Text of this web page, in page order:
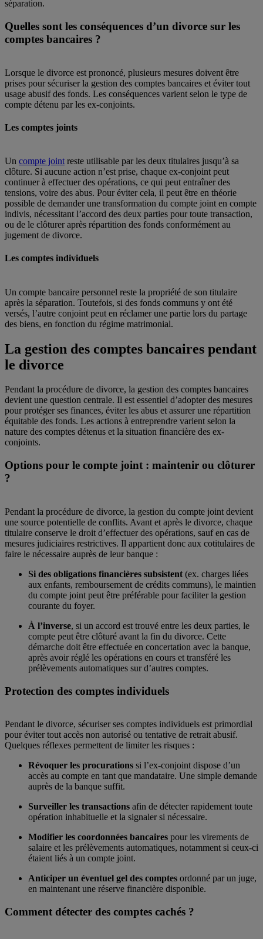
séparation.
Quelles sont les conséquences d’un divorce sur les
comptes bancaires ?
Lorsque le divorce est prononcé, plusieurs mesures doivent être
prises pour sécuriser la gestion des comptes bancaires et éviter tout
usage abusif des fonds. Les conséquences varient selon le type de
compte détenu par les ex-conjoints.
Les comptes joints
Un compte joint reste utilisable par les deux titulaires jusqu’à sa
clôture. Si aucune action n’est prise, chaque ex-conjoint peut
continuer à effectuer des opérations, ce qui peut entraîner des
tensions, voire des abus. Pour éviter cela, il peut être en théorie
possible de demander une transformation du compte joint en compte
indivis, nécessitant l’accord des deux parties pour toute transaction,
ou de le clôturer après répartition des fonds conformément au
jugement de divorce.
Les comptes individuels
Un compte bancaire personnel reste la propriété de son titulaire
après la séparation. Toutefois, si des fonds communs y ont été
versés, l’autre conjoint peut en réclamer une partie lors du partage
des biens, en fonction du régime matrimonial.
La gestion des comptes bancaires pendant
le divorce
Pendant la procédure de divorce, la gestion des comptes bancaires
devient une question centrale. Il est essentiel d’adopter des mesures
pour protéger ses finances, éviter les abus et assurer une répartition
équitable des fonds. Les actions à entreprendre varient selon la
nature des comptes détenus et la situation financière des ex-
conjoints.
Options pour le compte joint : maintenir ou clôturer
?
Pendant la procédure de divorce, la gestion du compte joint devient
une source potentielle de conflits. Avant et après le divorce, chaque
titulaire conserve le droit d’effectuer des opérations, sauf en cas de
mesures judiciaires restrictives. Il appartient donc aux cotitulaires de
faire le nécessaire auprès de leur banque :
Si des obligations financières subsistent (ex. charges liées
aux enfants, remboursement de crédits communs), le maintien
du compte joint peut être préférable pour faciliter la gestion
courante du foyer.
À l’inverse, si un accord est trouvé entre les deux parties, le
compte peut être clôturé avant la fin du divorce. Cette
démarche doit être effectuée en concertation avec la banque,
après avoir réglé les opérations en cours et transféré les
prélèvements automatiques sur d’autres comptes.
Protection des comptes individuels
Pendant le divorce, sécuriser ses comptes individuels est primordial
pour éviter tout accès non autorisé ou tentative de retrait abusif.
Quelques réflexes permettent de limiter les risques :
Révoquer les procurations si l’ex-conjoint dispose d’un
accès au compte en tant que mandataire. Une simple demande
auprès de la banque suffit.
Surveiller les transactions afin de détecter rapidement toute
opération inhabituelle et la signaler si nécessaire.
Modifier les coordonnées bancaires pour les virements de
salaire et les prélèvements automatiques, notamment si ceux-ci
étaient liés à un compte joint.
Anticiper un éventuel gel des comptes ordonné par un juge,
en maintenant une réserve financière disponible.
Comment détecter des comptes cachés ?